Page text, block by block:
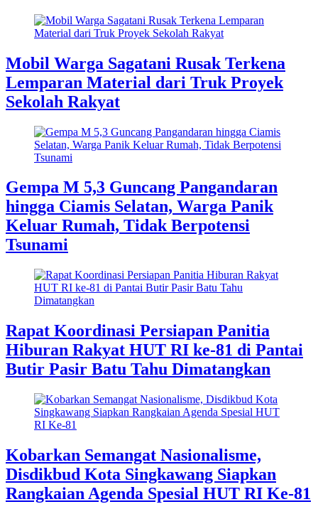
Mobil Warga Sagatani Rusak Terkena
Lemparan Material dari Truk Proyek
Sekolah Rakyat
Gempa M 5,3 Guncang Pangandaran
hingga Ciamis Selatan, Warga Panik
Keluar Rumah, Tidak Berpotensi
Tsunami
Rapat Koordinasi Persiapan Panitia
Hiburan Rakyat HUT RI ke-81 di Pantai
Butir Pasir Batu Tahu Dimatangkan
​Kobarkan Semangat Nasionalisme,
Disdikbud Kota Singkawang Siapkan
Rangkaian Agenda Spesial HUT RI Ke-81